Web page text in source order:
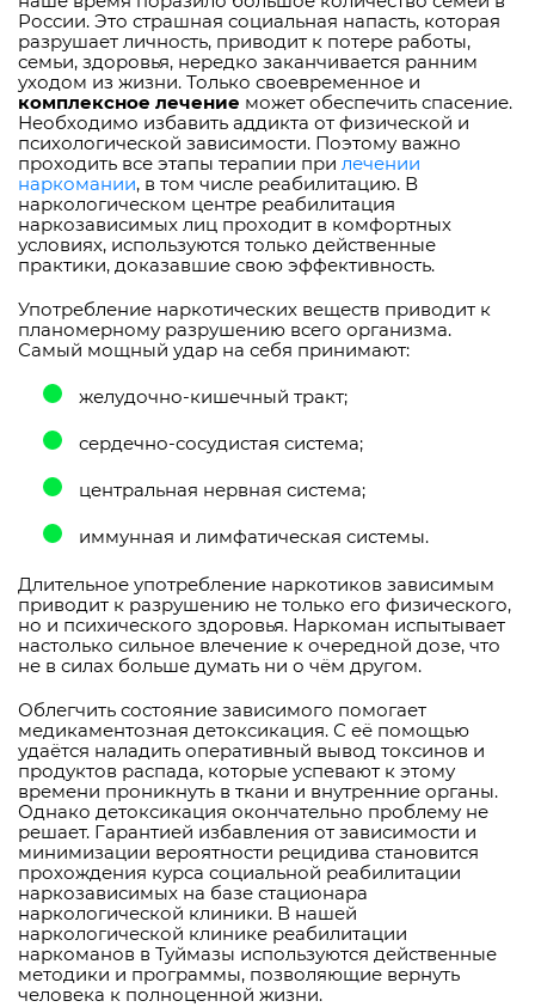
России. Это страшная социальная напасть, которая
разрушает личность, приводит к потере работы,
семьи, здоровья, нередко заканчивается ранним
уходом из жизни. Только своевременное и
комплексное лечение может обеспечить спасение.
Необходимо избавить аддикта от физической и
психологической зависимости. Поэтому важно
проходить все этапы терапии при лечении
наркомании, в том числе реабилитацию. В
наркологическом центре реабилитация
наркозависимых лиц проходит в комфортных
условиях, используются только действенные
практики, доказавшие свою эффективность.
Употребление наркотических веществ приводит к
планомерному разрушению всего организма.
Самый мощный удар на себя принимают:
желудочно-кишечный тракт;
сердечно-сосудистая система;
центральная нервная система;
иммунная и лимфатическая системы.
Длительное употребление наркотиков зависимым
приводит к разрушению не только его физического,
но и психического здоровья. Наркоман испытывает
настолько сильное влечение к очередной дозе, что
не в силах больше думать ни о чём другом.
Облегчить состояние зависимого помогает
медикаментозная детоксикация. С её помощью
удаётся наладить оперативный вывод токсинов и
продуктов распада, которые успевают к этому
времени проникнуть в ткани и внутренние органы.
Однако детоксикация окончательно проблему не
решает. Гарантией избавления от зависимости и
минимизации вероятности рецидива становится
прохождения курса социальной реабилитации
наркозависимых на базе стационара
наркологической клиники. В нашей
наркологической клинике реабилитации
наркоманов в Туймазы используются действенные
методики и программы, позволяющие вернуть
человека к полноценной жизни.